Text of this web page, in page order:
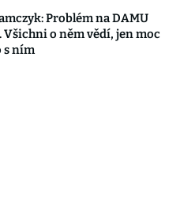
Problém na DAMU
Všichni o něm vědí, jen moc
s ním